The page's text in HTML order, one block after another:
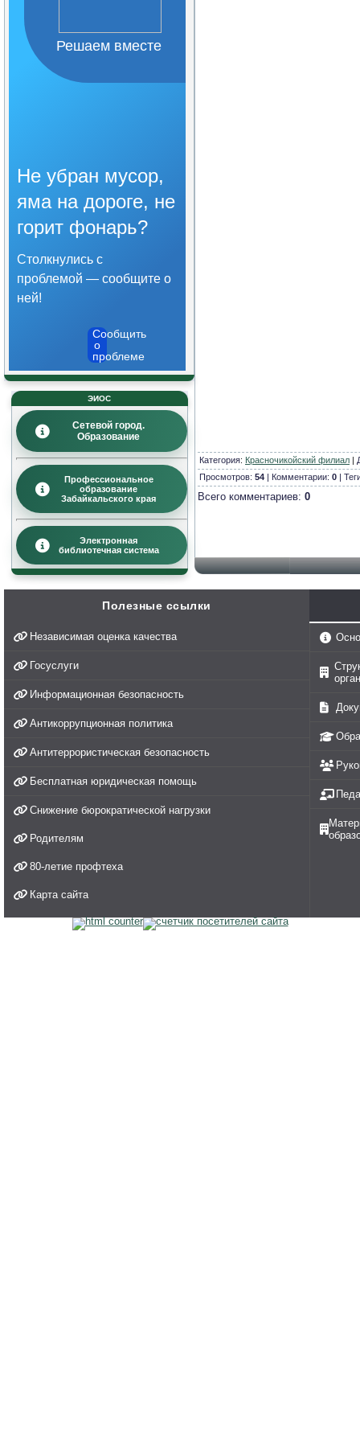
образовательной
организации
Образовательные
стандарты и требования
Решаем вместе
Не убран мусор,
яма на дороге, не
горит фонарь?
Столкнулись с
проблемой — сообщите о
ней!
Сообщить
о
проблеме
ЭИОС
Сетевой город.
Образование
Профессиональное
образование
Забайкальского края
Электронная
библиотечная система
Категория: Красночикойский филиал |
Просмотров: 54 | Комментарии: 0 |
Всего комментариев: 0
Полезные ссылки
Независимая оценка качества
Госуслуги
Информационная безопасность
Антикоррупционная политика
Антитеррористическая безопасность
Бесплатная юридическая помощь
Снижение бюрократической нагрузки
Родителям
80-летие профтеха
Карта сайта